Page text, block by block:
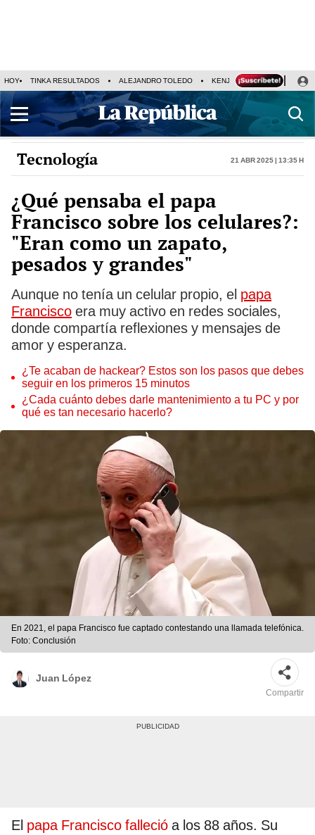
HOY TINKA RESULTADOS ALEJANDRO TOLEDO KENJI FUJIMORI
Tecnología 21 Abr 2025 | 13:35 h
¿Qué pensaba el papa
Francisco sobre los celulares?:
"Eran como un zapato,
pesados y grandes"
Aunque no tenía un celular propio, el papa
Francisco era muy activo en redes sociales,
donde compartía reflexiones y mensajes de
amor y esperanza.
¿Te acaban de hackear? Estos son los pasos que debes
seguir en los primeros 15 minutos
¿Cada cuánto debes darle mantenimiento a tu PC y por
qué es tan necesario hacerlo?
En 2021, el papa Francisco fue captado contestando una llamada telefónica.
Foto: Conclusión
Juan López
Compartir
El papa Francisco falleció a los 88 años. Su